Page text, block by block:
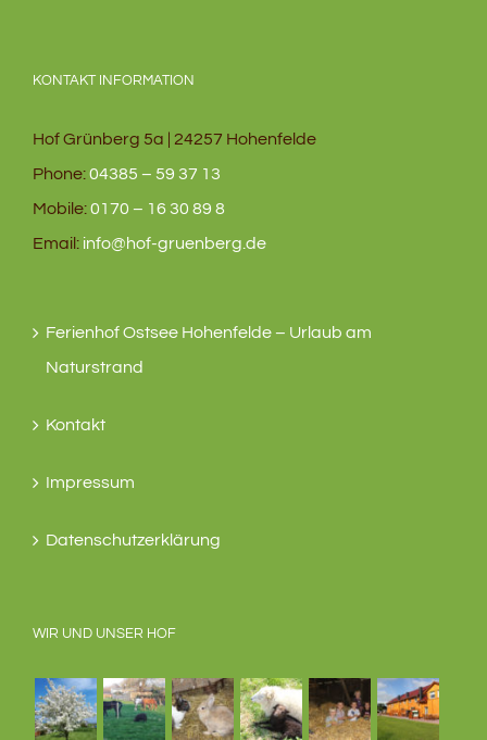
KONTAKT INFORMATION
Hof Grünberg 5a | 24257 Hohenfelde
Phone:04385 – 59 37 13
Mobile:0170 – 16 30 89 8
Email: info@hof-gruenberg.de
Ferienhof Ostsee Hohenfelde – Urlaub am
Naturstrand
Kontakt
Impressum
Datenschutzerklärung
WIR UND UNSER HOF